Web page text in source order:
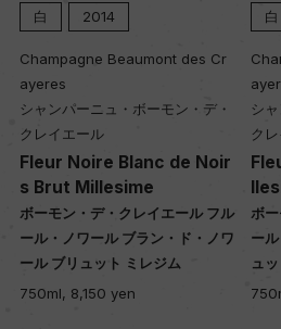
600000
栽培面積
0
平均収量
ー
白 2014
Champagne Beaumont des Cr
ayeres
シャンパーニュ・ボーモン・デ・
クレイエール
Fleur Noire Blanc de Noir
s Brut Millesime
ボーモン・デ・クレイエール フル
ール・ノワール ブラン・ド・ノワ
ール ブリュット ミレジム
750ml, 8,150 yen
白
シ
ク
ボ
ー
ュ